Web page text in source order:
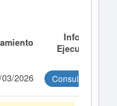
Informe
Ejecutivo
2026 Consultar